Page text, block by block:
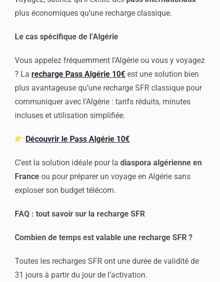
plus économiques qu’une recharge classique.
Le cas spécifique de l’Algérie
Vous appelez fréquemment l’Algérie ou vous y voyagez
? La recharge Pass Algérie 10€ est une solution bien
plus avantageuse qu’une recharge SFR classique pour
communiquer avec l’Algérie : tarifs réduits, minutes
incluses et utilisation simplifiée.
Découvrir le Pass Algérie 10€
C’est la solution idéale pour la diaspora algérienne en
France ou pour préparer un voyage en Algérie sans
exploser son budget télécom.
FAQ : tout savoir sur la recharge SFR
Combien de temps est valable une recharge SFR ?
Toutes les recharges SFR ont une durée de validité de
31 jours à partir du jour de l’activation.